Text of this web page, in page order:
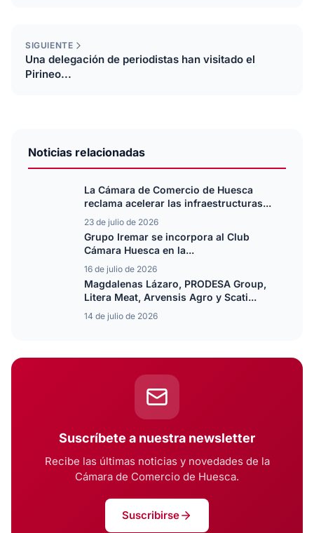
SIGUIENTE
Una delegación de periodistas han visitado el
Pirineo...
Noticias relacionadas
La Cámara de Comercio de Huesca
reclama acelerar las infraestructuras...
23 de julio de 2026
Grupo Iremar se incorpora al Club
Cámara Huesca en la...
16 de julio de 2026
Magdalenas Lázaro, PRODESA Group,
Litera Meat, Arvensis Agro y Scati...
14 de julio de 2026
Suscríbete a nuestra newsletter
Recibe las últimas noticias y novedades de la
Cámara de Comercio de Huesca.
Suscribirse